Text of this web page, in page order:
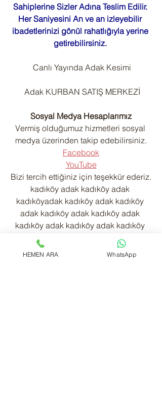
Sahiplerine Sizler Adına Teslim Edilir.
Her Saniyesini An ve an izleyebilir
ibadetlerinizi gönül rahatlığıyla yerine
getirebilirsiniz.
Canlı Yayında Adak Kesimi
Adak KURBAN SATIŞ MERKEZİ
Sosyal Medya Hesaplarımız
Vermiş olduğumuz hizmetleri sosyal
medya üzerinden takip edebilirsiniz.
Facebook
YouTube
Bizi tercih ettiğiniz için teşekkür ederiz.
kadıköy adak kadıköy adak
kadıköyadak kadıköy adak kadıköy
adak kadıköy adak kadıköy adak
kadıköy adak kadıköy adak kadıköy
adak kadıköy adak kadıköy adak
HEMEN ARA WhatsApp